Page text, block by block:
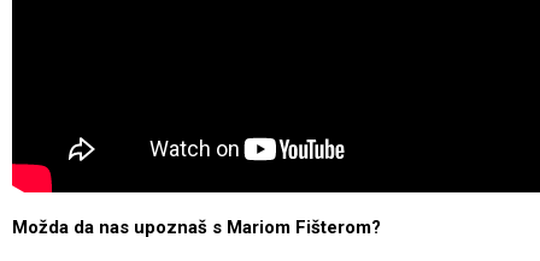
Možda da nas upoznaš s Mariom Fišterom?